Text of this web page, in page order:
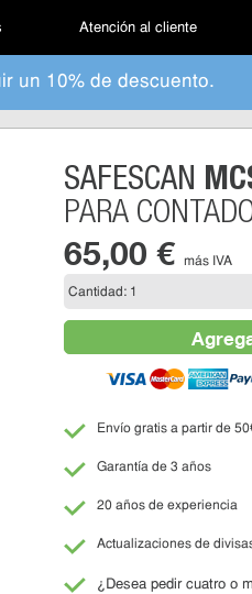
Atención al cliente
un 10% de descuento.
SAFESCAN
PARA
65,00 € más IVA
Envío gratis a partir de
Garantía de 3 años
20 años de experiencia
Actualizaciones de
¿Desea pedir cuatro o